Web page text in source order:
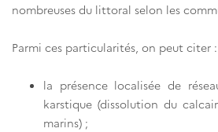
nombreuses du littoral selon les
Parmi ces particularités, on peut citer :
la présence localisée de
karstique (dissolution du
marins) ;